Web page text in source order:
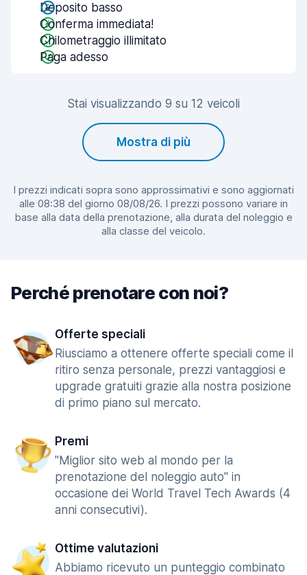
Deposito basso
Conferma immediata!
Chilometraggio illimitato
Paga adesso
Stai visualizzando 9 su 12 veicoli
Mostra di più
I prezzi indicati sopra sono approssimativi e sono aggiornati
alle 08:38 del giorno 08/08/26. I prezzi possono variare in
base alla data della prenotazione, alla durata del noleggio e
alla classe del veicolo.
Perché prenotare con noi?
Offerte speciali
Riusciamo a ottenere offerte speciali come il
ritiro senza personale, prezzi vantaggiosi e
upgrade gratuiti grazie alla nostra posizione
di primo piano sul mercato.
Premi
"Miglior sito web al mondo per la
prenotazione del noleggio auto" in
occasione dei World Travel Tech Awards (4
anni consecutivi).
Ottime valutazioni
Abbiamo ricevuto un punteggio combinato